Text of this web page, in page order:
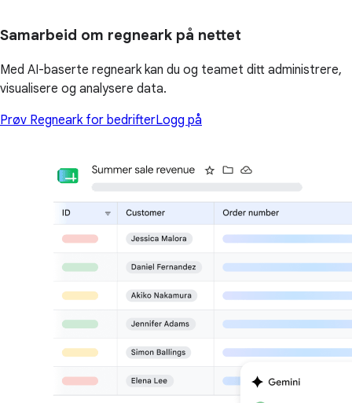
Samarbeid om regneark på nettet
Med AI-baserte regneark kan du og teamet ditt administrere,
visualisere og analysere data.
Prøv Regneark for bedrifterLogg på